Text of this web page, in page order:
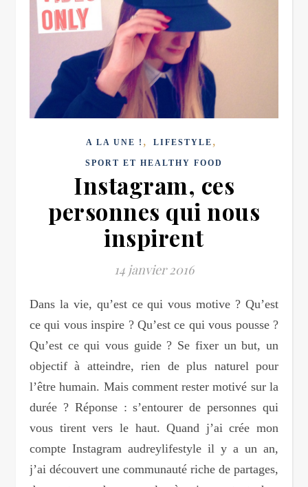
A LA UNE ! , LIFESTYLE ,
SPORT ET HEALTHY FOOD
Instagram, ces
personnes qui nous
inspirent
14 janvier 2016
Dans la vie, qu’est ce qui vous motive ? Qu’est
ce qui vous inspire ? Qu’est ce qui vous pousse ?
Qu’est ce qui vous guide ? Se fixer un but, un
objectif à atteindre, rien de plus naturel pour
l’être humain. Mais comment rester motivé sur la
durée ? Réponse : s’entourer de personnes qui
vous tirent vers le haut. Quand j’ai crée mon
compte Instagram audreylifestyle il y a un an,
j’ai découvert une communauté riche de partages,